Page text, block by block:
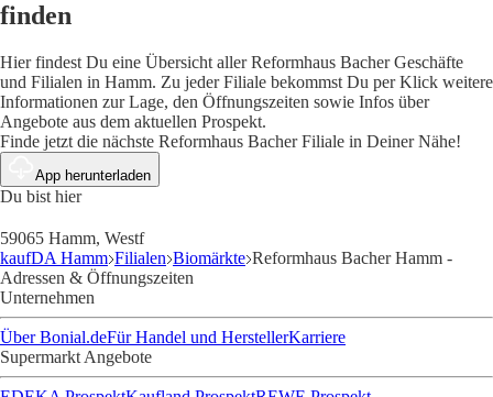
finden
Hier findest Du eine Übersicht aller Reformhaus Bacher Geschäfte
und Filialen in Hamm. Zu jeder Filiale bekommst Du per Klick weitere
Informationen zur Lage, den Öffnungszeiten sowie Infos über
Angebote aus dem aktuellen Prospekt.
Finde jetzt die nächste Reformhaus Bacher Filiale in Deiner Nähe!
App herunterladen
Du bist hier
59065 Hamm, Westf
kaufDA Hamm Filialen Biomärkte Reformhaus Bacher Hamm -
Adressen & Öffnungszeiten
Unternehmen
Über Bonial.deFür Handel und HerstellerKarriere
Supermarkt Angebote